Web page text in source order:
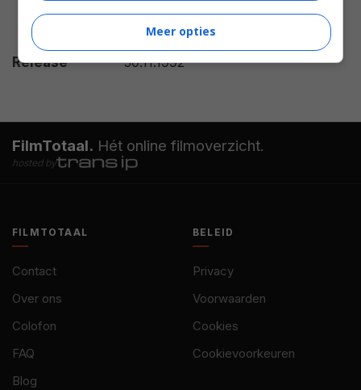
Frances Wedlake,Karen
Woolridge,Noam Zylberman
Release
30.11.1992
FilmTotaal. Hét online filmoverzicht.
hosted by
FILMTOTAAL
Contact
Over ons
Colofon
FAQ
Blog
BELEID
Privacy
Voorwaarden
Cookies
Cookievoorkeuren
Meer opties